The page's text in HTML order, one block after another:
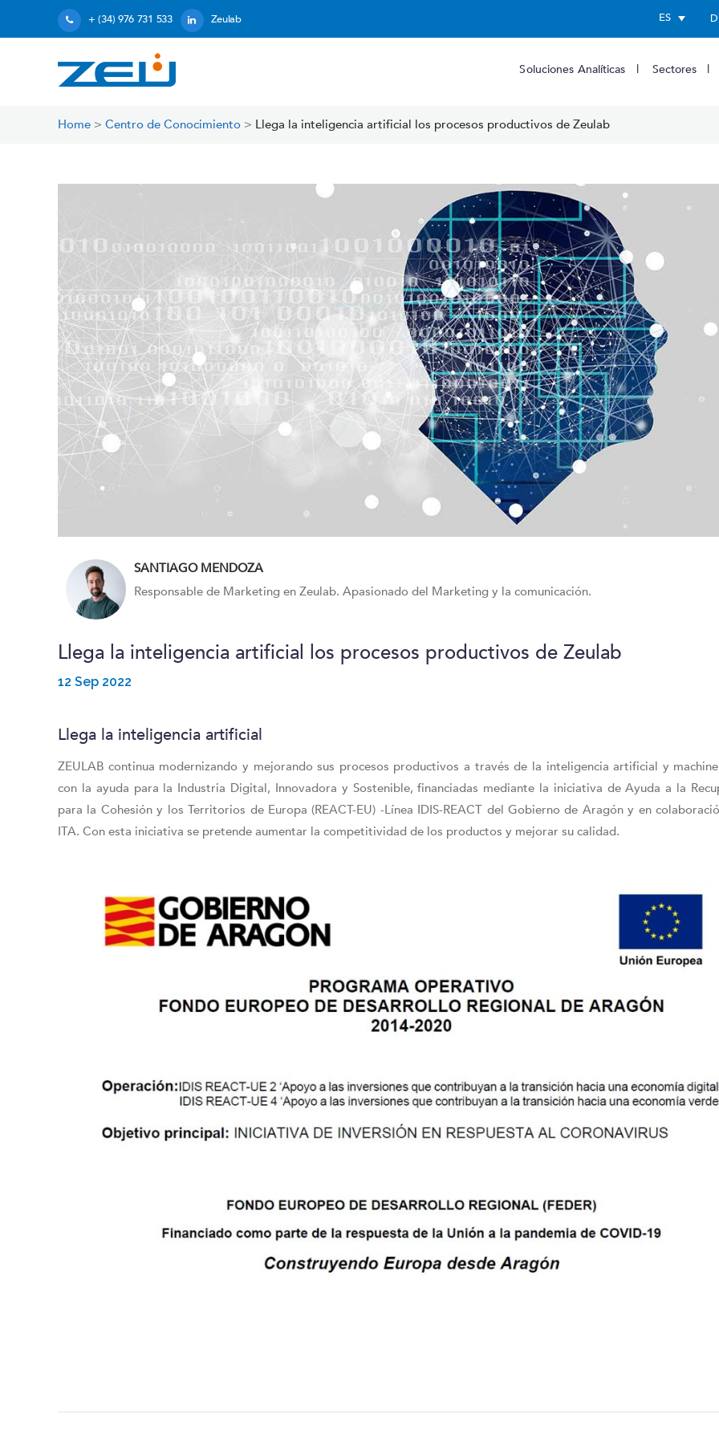
+ (34) 976 731 533 Zeulab ES
Soluciones Analíticas Sectores
Home > Centro de Conocimiento > Llega la inteligencia artificial los procesos productivos de Zeulab
SANTIAGO MENDOZA
Responsable de Marketing en Zeulab. Apasionado del Marketing y la comunicación.
Llega la inteligencia artificial los procesos productivos de Zeulab
12 Sep 2022
Llega la inteligencia artificial
ZEULAB continua modernizando y mejorando sus procesos productivos a través de la inteligencia artificial y
con la ayuda para la Industria Digital, Innovadora y Sostenible, financiadas mediante la iniciativa de Ayuda a la
para la Cohesión y los Territorios de Europa (REACT-EU) -Línea IDIS-REACT del Gobierno de Aragón y en
ITA. Con esta iniciativa se pretende aumentar la competitividad de los productos y mejorar su calidad.